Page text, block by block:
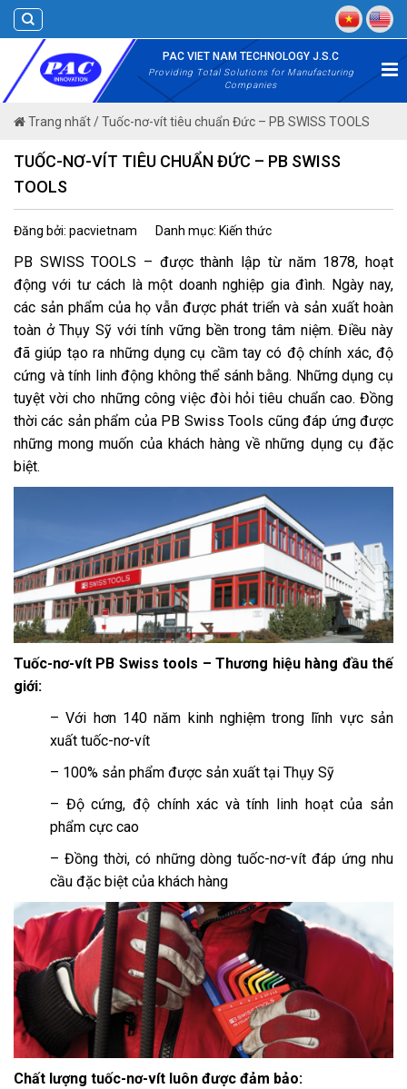
Skip
to
content
PAC VIET NAM TECHNOLOGY J.S.C
Providing Total Solutions for Manufacturing
Companies
Trang nhất/Tuốc-nơ-vít tiêu chuẩn Đức – PB SWISS TOOLS
TUỐC-NƠ-VÍT TIÊU CHUẨN ĐỨC – PB SWISS
TOOLS
Đăng bởi: pacvietnam Danh mục: Kiến thức
PB SWISS TOOLS – được thành lập từ năm 1878, hoạt
động với tư cách là một doanh nghiệp gia đình. Ngày nay,
các sản phẩm của họ vẫn được phát triển và sản xuất hoàn
toàn ở Thụy Sỹ với tính vững bền trong tâm niệm. Điều này
đã giúp tạo ra những dụng cụ cầm tay có độ chính xác, độ
cứng và tính linh động không thể sánh bằng. Những dụng cụ
tuyệt vời cho những công việc đòi hỏi tiêu chuẩn cao. Đồng
thời các sản phẩm của PB Swiss Tools cũng đáp ứng được
những mong muốn của khách hàng về những dụng cụ đặc
biệt.
Tuốc-nơ-vít PB Swiss tools – Thương hiệu hàng đầu thế
giới:
– Với hơn 140 năm kinh nghiệm trong lĩnh vực sản
xuất tuốc-nơ-vít
– 100% sản phẩm được sản xuất tại Thụy Sỹ
– Độ cứng, độ chính xác và tính linh hoạt của sản
phẩm cực cao
– Đồng thời, có những dòng tuốc-nơ-vít đáp ứng nhu
cầu đặc biệt của khách hàng
Chất lượng tuốc-nơ-vít luôn được đảm bảo: